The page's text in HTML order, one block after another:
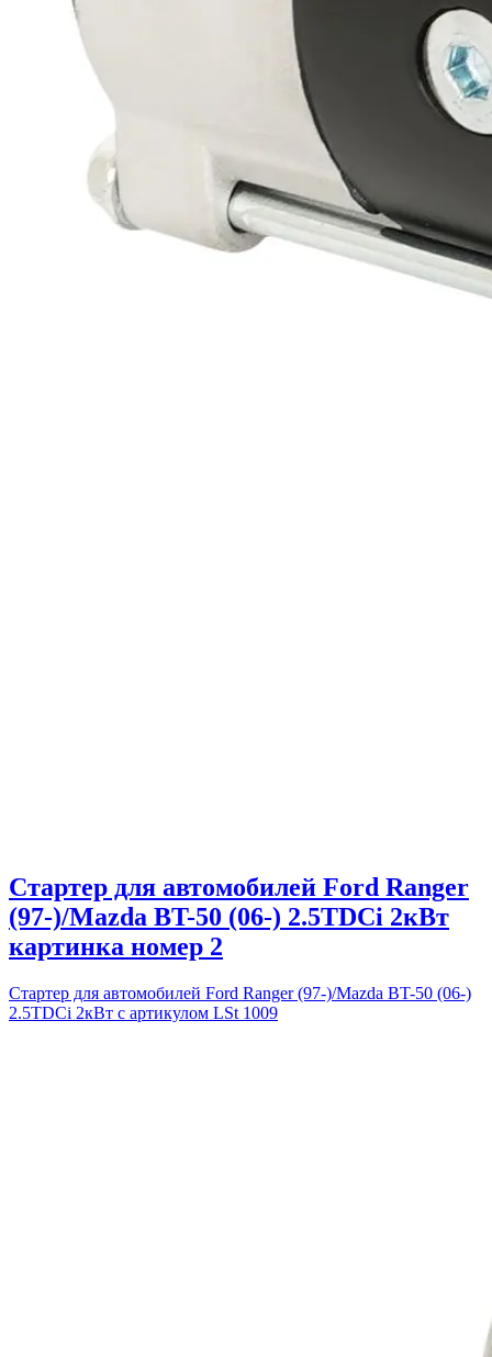
Стартер для автомобилей Ford Ranger
(97-)/Mazda BT-50 (06-) 2.5TDCi 2кВт
картинка номер 2
Стартер для автомобилей Ford Ranger (97-)/Mazda BT-50 (06-)
2.5TDCi 2кВт с артикулом LSt 1009